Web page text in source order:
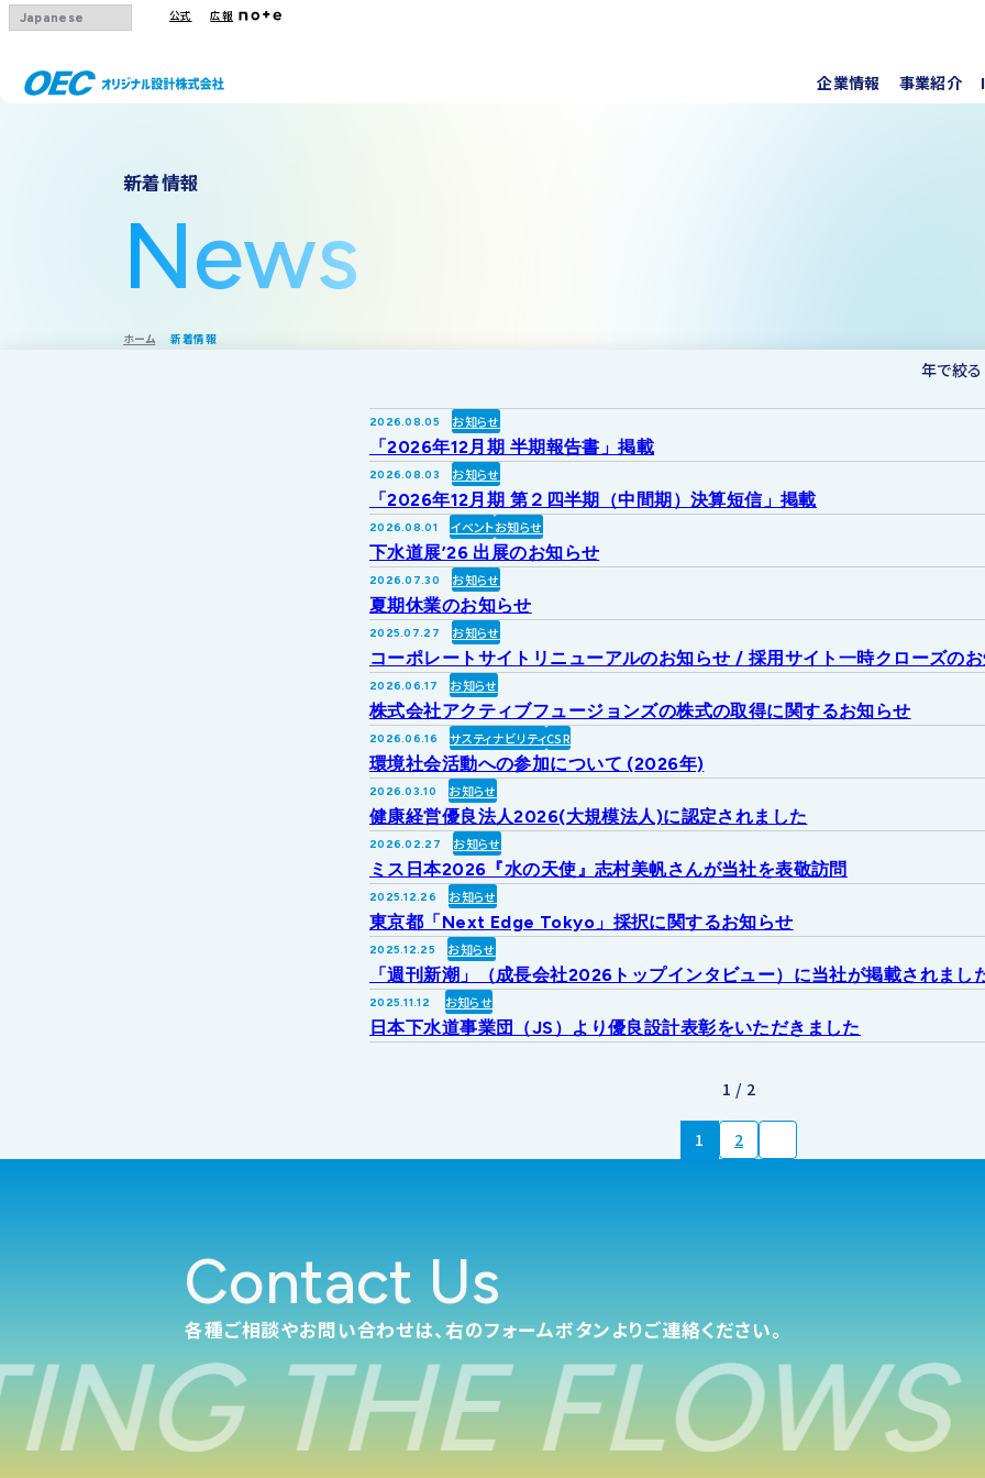
公式 広報
企業情報 事業紹介
新着情報
News
ホーム 新着情報
年で絞る
2026.08.05 お知らせ
「2026年12月期 半期報告書」掲載
2026.08.03 お知らせ
「2026年12月期 第２四半期（中間期）決算短信」掲載
2026.08.01 イベントお知らせ
下水道展’26 出展のお知らせ
2026.07.30 お知らせ
夏期休業のお知らせ
2025.07.27 お知らせ
コーポレートサイトリニューアルのお知らせ / 採用サイト一時クローズの
2026.06.17 お知らせ
株式会社アクティブフュージョンズの株式の取得に関するお知らせ
2026.06.16 サスティナビリティCSR
環境社会活動への参加について (2026年)
2026.03.10 お知らせ
健康経営優良法人2026(大規模法人)に認定されました
2026.02.27 お知らせ
ミス日本2026『水の天使』志村美帆さんが当社を表敬訪問
2025.12.26 お知らせ
東京都「Next Edge Tokyo」採択に関するお知らせ
2025.12.25 お知らせ
「週刊新潮」（成長会社2026トップインタビュー）に当社が掲載されまし
2025.11.12 お知らせ
日本下水道事業団（JS）より優良設計表彰をいただきました
1 / 2
1 2
Contact Us
各種ご相談やお問い合わせは、右のフォームボタンよりご連絡ください。
THE FLOWS